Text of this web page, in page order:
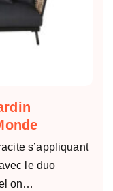
s’appliquant
le duo
on…